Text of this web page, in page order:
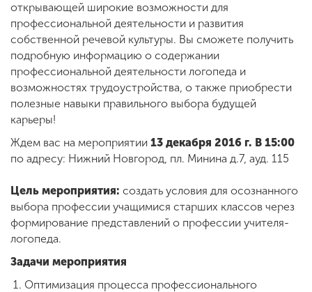
Международная
деятельность
Другие виды
деятельности
Студенческая жизнь
Сведения об
образовательной
организации
SPN
открывающей широкие возможности для
профессиональной деятельности и развития
собственной речевой культуры. Вы сможете получить
подробную информацию о содержании
профессиональной деятельности логопеда и
возможностях трудоустройства, о также приобрести
полезные навыки правильного выбора будущей
карьеры!
Ждем вас на мероприятии 13 декабря 2016 г. В 15:00
по адресу: Нижний Новгород, пл. Минина д.7, ауд. 115
Цель мероприятия: создать условия для осознанного
выбора профессии учащимися старших классов через
формирование представлений о профессии учителя-
логопеда.
Задачи мероприятия
Оптимизация процесса профессионального